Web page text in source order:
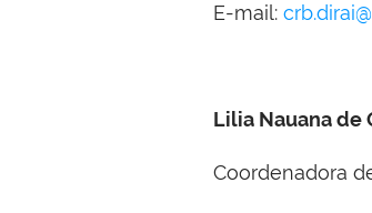
E-mail:
Lilia Nauana de
Coordenadora